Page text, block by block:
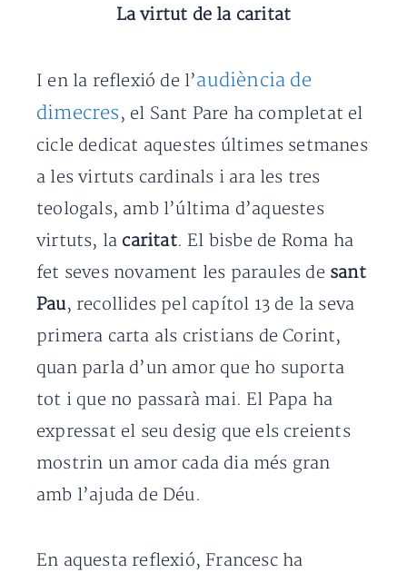
La virtut de la caritat
I en la reflexió de l’audiència de
dimecres, el Sant Pare ha completat el
cicle dedicat aquestes últimes setmanes
a les virtuts cardinals i ara les tres
teologals, amb l’última d’aquestes
virtuts, la caritat. El bisbe de Roma ha
fet seves novament les paraules de sant
Pau, recollides pel capítol 13 de la seva
primera carta als cristians de Corint,
quan parla d’un amor que ho suporta
tot i que no passarà mai. El Papa ha
expressat el seu desig que els creients
mostrin un amor cada dia més gran
amb l’ajuda de Déu.
En aquesta reflexió, Francesc ha